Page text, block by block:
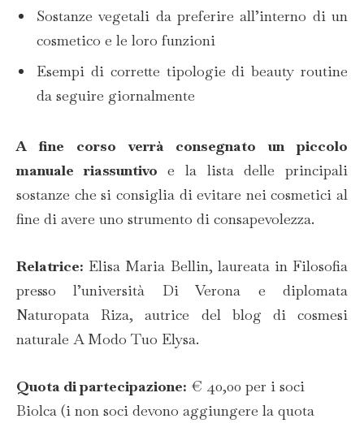
Sostanze vegetali da preferire all’interno di un
cosmetico e le loro funzioni
Esempi di corrette tipologie di beauty routine
da seguire giornalmente
A fine corso verrà consegnato un piccolo
manuale riassuntivo e la lista delle principali
sostanze che si consiglia di evitare nei cosmetici al
fine di avere uno strumento di consapevolezza.
Relatrice: Elisa Maria Bellin, laureata in Filosofia
presso l’università Di Verona e diplomata
Naturopata Riza, autrice del blog di cosmesi
naturale A Modo Tuo Elysa.
Quota di partecipazione: € 40,00 per i soci
Biolca (i non soci devono aggiungere la quota